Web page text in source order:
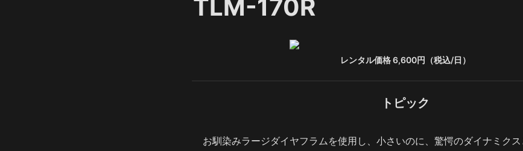
TLM-170R
レンタル価格 6,600円（税込/日）
トピック
お馴染みラージダイヤフラムを使用し、小さいのに、驚愕のダイナミクス